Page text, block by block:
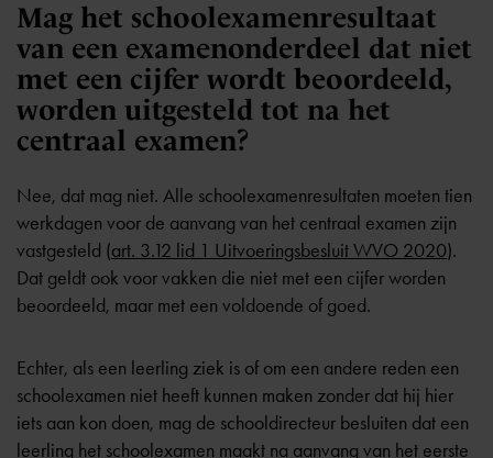
Mag het schoolexamenresultaat
van een examenonderdeel dat niet
met een cijfer wordt beoordeeld,
worden uitgesteld tot na het
centraal examen?
Nee, dat mag niet. Alle schoolexamenresultaten moeten tien
werkdagen voor de aanvang van het centraal examen zijn
vastgesteld (art. 3.12 lid 1 Uitvoeringsbesluit WVO 2020).
Dat geldt ook voor vakken die niet met een cijfer worden
beoordeeld, maar met een voldoende of goed.
Echter, als een leerling ziek is of om een andere reden een
schoolexamen niet heeft kunnen maken zonder dat hij hier
iets aan kon doen, mag de schooldirecteur besluiten dat een
leerling het schoolexamen maakt na aanvang van het eerste